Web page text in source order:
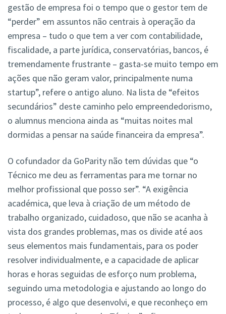
gestão de empresa foi o tempo que o gestor tem de
“perder” em assuntos não centrais à operação da
empresa – tudo o que tem a ver com contabilidade,
fiscalidade, a parte jurídica, conservatórias, bancos, é
tremendamente frustrante – gasta-se muito tempo em
ações que não geram valor, principalmente numa
startup”, refere o antigo aluno. Na lista de “efeitos
secundários” deste caminho pelo empreendedorismo,
o alumnus menciona ainda as “muitas noites mal
dormidas a pensar na saúde financeira da empresa”.
O cofundador da GoParity não tem dúvidas que “o
Técnico me deu as ferramentas para me tornar no
melhor profissional que posso ser”. “A exigência
académica, que leva à criação de um método de
trabalho organizado, cuidadoso, que não se acanha à
vista dos grandes problemas, mas os divide até aos
seus elementos mais fundamentais, para os poder
resolver individualmente, e a capacidade de aplicar
horas e horas seguidas de esforço num problema,
seguindo uma metodologia e ajustando ao longo do
processo, é algo que desenvolvi, e que reconheço em